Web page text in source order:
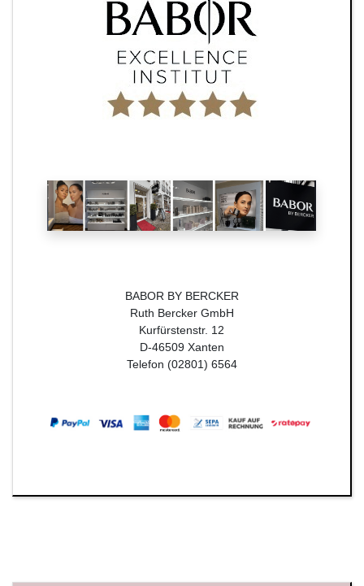
BABOR BY BERCKER
Ruth Bercker GmbH
Kurfürstenstr. 12
D-46509 Xanten
Telefon (02801) 6564